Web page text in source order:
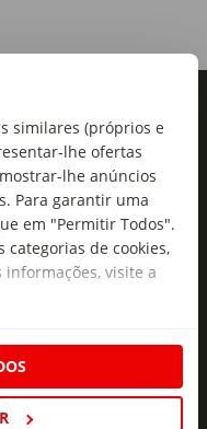
similares (próprios e
lhe ofertas
lhe anúncios
Para garantir uma
em "Permitir Todos".
de cookies,
visite a
no